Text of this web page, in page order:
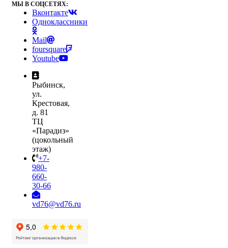
МЫ В СОЦСЕТЯХ:
Вконтакте
Одноклассники
Mail
foursquare
Youtube
Рыбинск,
ул.
Крестовая,
д. 81
ТЦ
«Парадиз»
(цокольный
этаж)
+7-
980-
660-
30-66
vd76@vd76.ru